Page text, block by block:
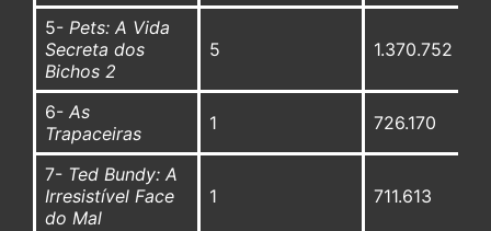
5- Pets: A Vida
Secreta dos
Bichos 2
5 1.370.752
6- As
Trapaceiras
1 726.170
7- Ted Bundy: A
Irresistível Face
do Mal
1 711.613